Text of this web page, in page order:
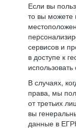
Если вы
то вы можете
сервисов и
в доступе к
В случаях,
права, мы
от третьих
вы
данные в